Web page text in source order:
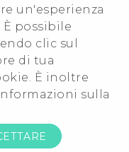
un'esperienza
possibile
clic sul
di tua
È inoltre
sulla